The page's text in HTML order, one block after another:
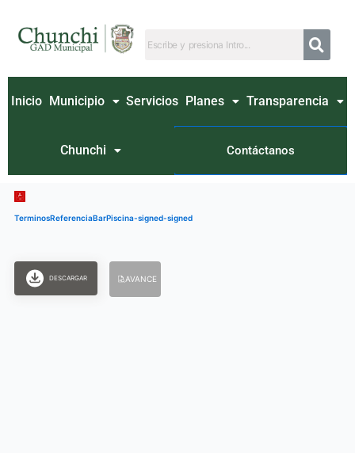
contenido
Inicio Municipio Servicios Planes Transparencia
Chunchi Contáctanos
TerminosReferenciaBarPiscina-signed-signed
DESCARGAR AVANCE